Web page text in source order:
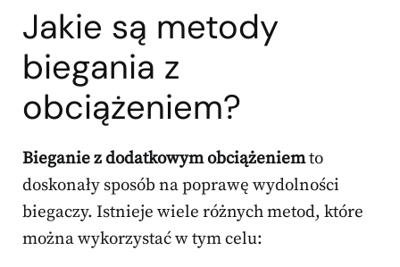
Jakie są metody
biegania z
obciążeniem?
Bieganie z dodatkowym obciążeniemto
doskonały sposób na poprawę wydolności
biegaczy. Istnieje wiele różnych metod, które
można wykorzystać w tym celu: